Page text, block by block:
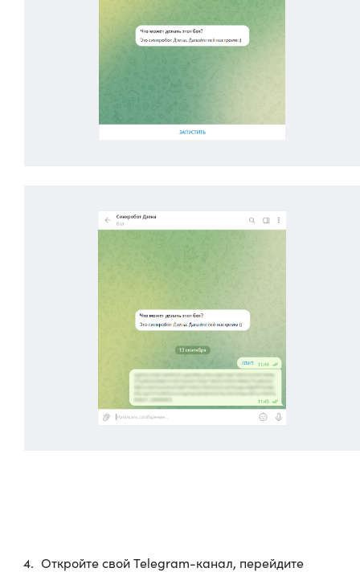
Откройте свой Telegram-канал, перейдите